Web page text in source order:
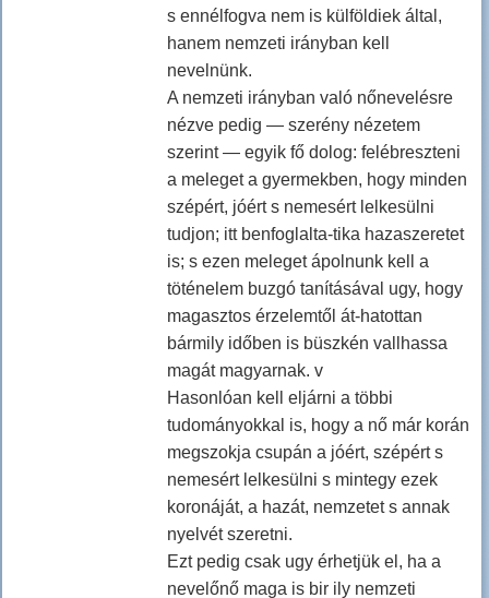
s ennélfogva nem is külföldiek által,
hanem nemzeti irányban kell
nevelnünk.
A nemzeti irányban való nőnevelésre
nézve pedig — szerény nézetem
szerint — egyik fő dolog: felébreszteni
a meleget a gyermekben, hogy minden
szépért, jóért s nemesért lelkesülni
tudjon; itt benfoglalta-tika hazaszeretet
is; s ezen meleget ápolnunk kell a
töténelem buzgó tanításával ugy, hogy
magasztos érzelemtől át-hatottan
bármily időben is büszkén vallhassa
magát magyarnak. v
Hasonlóan kell eljárni a többi
tudományokkal is, hogy a nő már korán
megszokja csupán a jóért, szépért s
nemesért lelkesülni s mintegy ezek
koronáját, a hazát, nemzetet s annak
nyelvét szeretni.
Ezt pedig csak ugy érhetjük el, ha a
nevelőnő maga is bir ily nemzeti